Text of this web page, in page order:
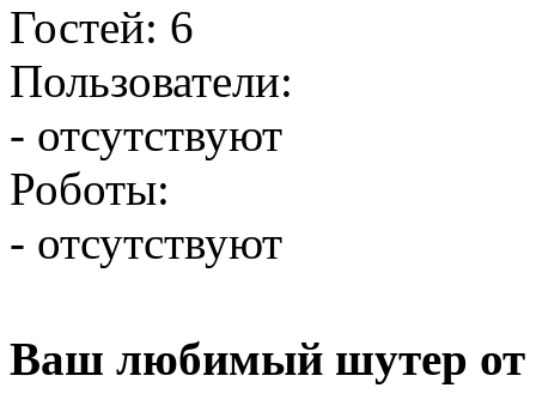
Гостей: 6
Пользователи:
- отсутствуют
Роботы:
- отсутствуют
Ваш любимый шутер от